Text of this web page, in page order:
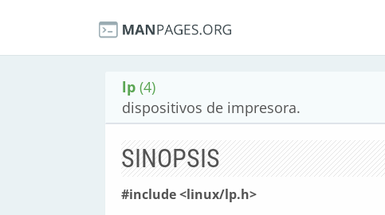
lp (4)
dispositivos de impresora.
SINOPSIS
#include <linux/lp.h>